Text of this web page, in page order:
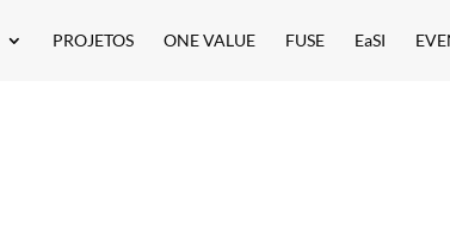
PROJETOS ONE VALUE FUSE EaSI